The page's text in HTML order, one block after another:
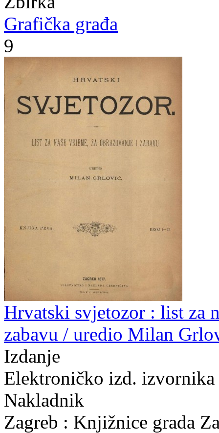
Grafička građa
9
Hrvatski svjetozor : list za
zabavu / uredio Milan
Izdanje
Elektroničko izd.
Nakladnik
Zagreb : Knjižnice grada